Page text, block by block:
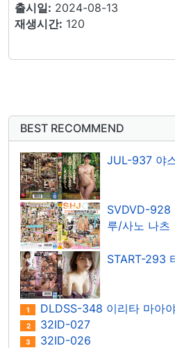
출시일: 2024-08-13
재생시간: 120
BEST RECOMMEND
JUL-937 야
SVDVD-928
루/사노 나츠
START-293
1 DLDSS-348 이리타 마아
2 32ID-027
3 32ID-026